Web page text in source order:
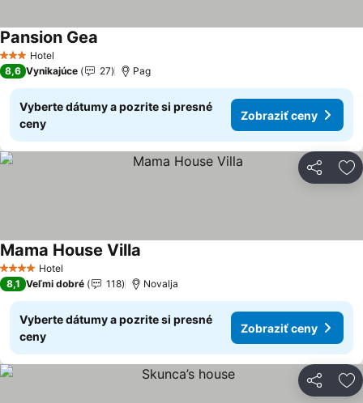
3 Počet hviezdičiek
Hotel
Pansion Gea
8,6 Vynikajúce 27 Pag
Vyberte dátumy a pozrite si presné
ceny
Zobraziť ceny
Zdieľať
4 Počet hviezdičiek
Hotel
Mama House Villa
8,1 Veľmi dobré 118 Novalja
Vyberte dátumy a pozrite si presné
ceny
Zobraziť ceny
Zdieľať